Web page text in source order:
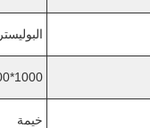
البوليستر
1000*1000 20*20
خيمة